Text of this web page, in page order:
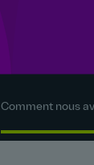
Comment nous